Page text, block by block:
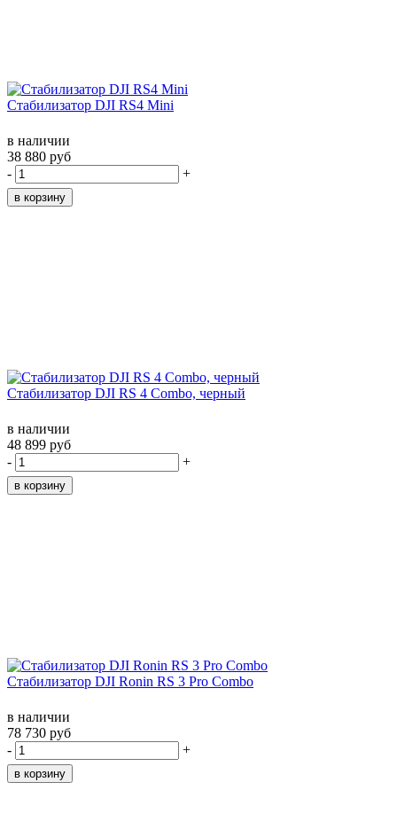
Стабилизатор DJI RS4 Mini
в наличии
38 880 руб
-
+
Стабилизатор DJI RS 4 Combo, черный
в наличии
48 899 руб
-
+
Стабилизатор DJI Ronin RS 3 Pro Combo
в наличии
78 730 руб
-
+